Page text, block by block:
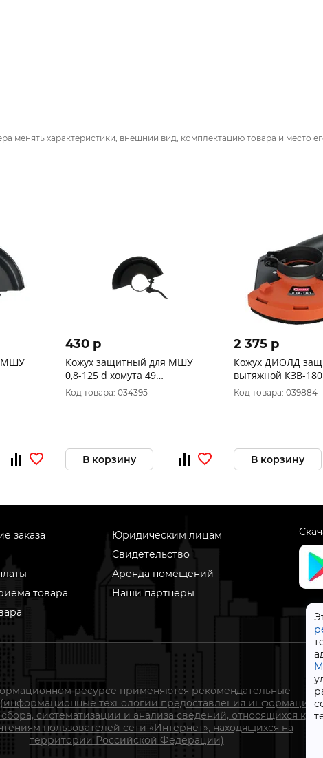
менять характеристики, внешний вид, комплектацию товара и место
МШУ
430 p
Кожух защитный для МШУ
0,8-125 d хомута 49
автозажимной №010046 F1
Код товара: 034395
В корзину
2 375 p
Кожух ДИОЛД
вытяжной КЗВ-
90047001
Код товара: 039884
В корзину
заказа
товара
Юридическим лицам
Свидетельство
Аренда помещений
Наши партнеры
ресурсе применяются рекомендательные
(информационные технологии предоставления информации
систематизации и анализа сведений, относящихся к
пользователей сети «Интернет», находящихся на
территории Российской Федерации)